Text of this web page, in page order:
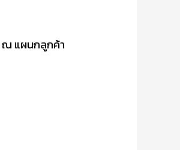
ณ แผนกลูกค้า